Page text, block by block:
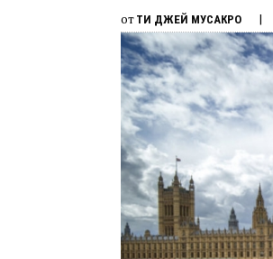
от ТИ ДЖЕЙ МУСАКРО